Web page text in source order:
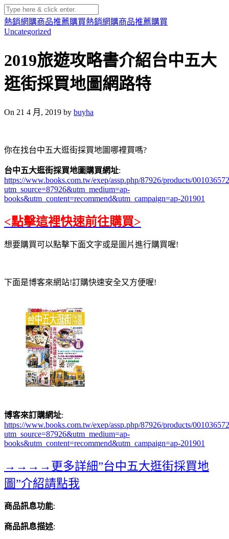
熱銷網購商品推薦購買熱銷網購商品推薦購買
Uncategorized
2019旅遊攻略書介紹台中五大
逛街採買地圖網路特
On 21 4 月, 2019 by buyha
你在找台中五大逛街採買地圖哪裡買嗎?
台中五大逛街採買地圖購買網址:
https://www.books.com.tw/exep/assp.php/87926/products/
utm_source=87926&utm_medium=ap-
books&utm_content=recommend&utm_campaign=ap-201901
<點擊這裡快速前往購買>
想要購買可以點擊下面文字或是圖片進行購買喔!
下面是博客來網站!訂購快速安全又方便喔!
博客來訂購網址:
https://www.books.com.tw/exep/assp.php/87926/products/
utm_source=87926&utm_medium=ap-
books&utm_content=recommend&utm_campaign=ap-201901
→→→→更多詳細”台中五大逛街採買地
圖”介紹請點我
商品訊息功能:
商品訊息描述: